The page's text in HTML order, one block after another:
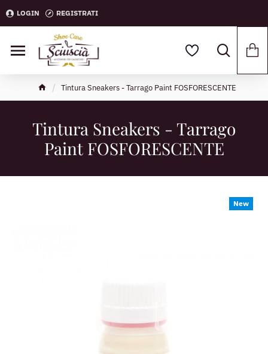
LOGIN REGISTRATI
Tintura Sneakers - Tarrago Paint FOSFORESCENTE
Tintura Sneakers - Tarrago
Paint FOSFORESCENTE
New